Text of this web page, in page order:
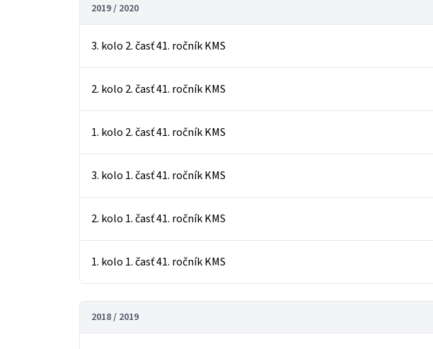
2019 / 2020
3. kolo 2. časť 41. ročník KMS
2. kolo 2. časť 41. ročník KMS
1. kolo 2. časť 41. ročník KMS
3. kolo 1. časť 41. ročník KMS
2. kolo 1. časť 41. ročník KMS
1. kolo 1. časť 41. ročník KMS
2018 / 2019